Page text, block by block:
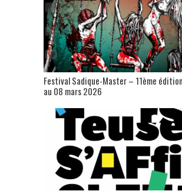
Festival Sadique-Master – 11ème
au 08 mars 2026